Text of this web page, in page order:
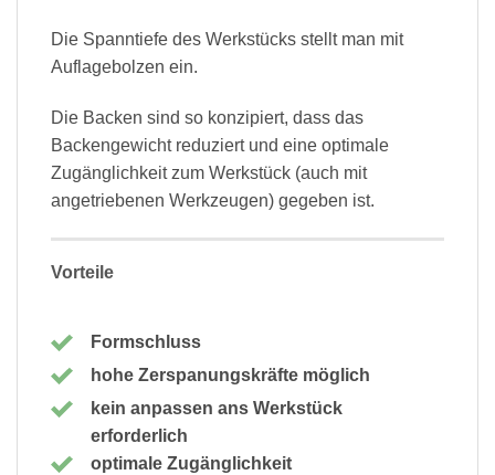
Die Spanntiefe des Werkstücks stellt man mit
Auflagebolzen ein.
Die Backen sind so konzipiert, dass das
Backengewicht reduziert und eine optimale
Zugänglichkeit zum Werkstück (auch mit
angetriebenen Werkzeugen) gegeben ist.
Vorteile
Formschluss
hohe Zerspanungskräfte möglich
kein anpassen ans Werkstück
erforderlich
optimale Zugänglichkeit